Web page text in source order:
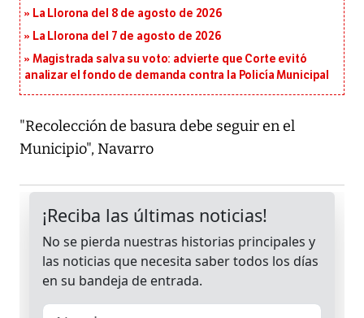
La Llorona del 8 de agosto de 2026
La Llorona del 7 de agosto de 2026
Magistrada salva su voto: advierte que Corte evitó
analizar el fondo de demanda contra la Policía Municipal
"Recolección de basura debe seguir en el
Municipio", Navarro